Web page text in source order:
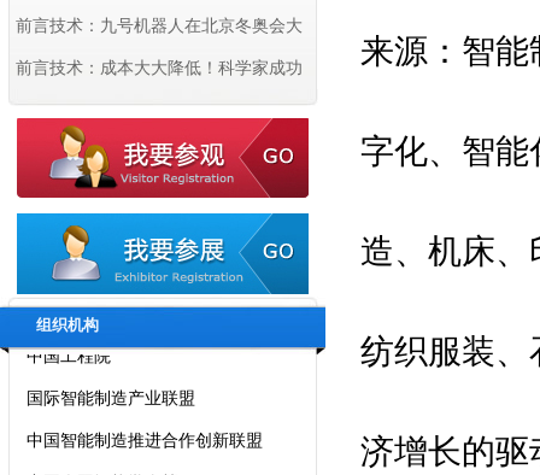
机器人密度的城市
前言技术：九号机器人在北京冬奥会大
显身手 以科技创新赋能“智慧冬奥”
前言技术：成本大大降低！科学家成功
用3D打印造出首个柔性OLED显示屏
组织机构
拟邀指导单位：
国家工业和信息化部
国家商务部
中国科学院
中国工程院
国际智能制造产业联盟
中国智能制造推进合作创新联盟
中国人工智能学会等
来源：智
字化、智能
造、机床
纺织服装、
济增长的驱